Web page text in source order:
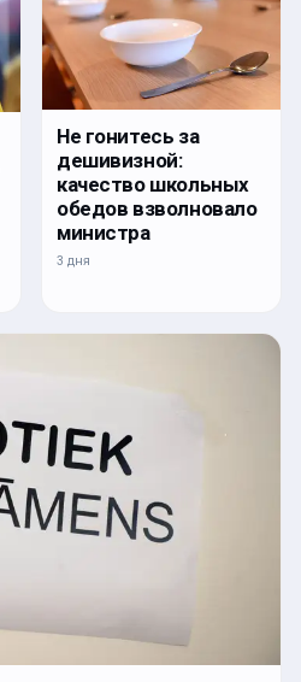
Не гонитесь за
дешивизной:
качество школьных
обедов взволновало
министра
3 дня